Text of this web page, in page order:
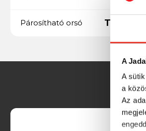
A
A
a
Az
Párosítható orsó